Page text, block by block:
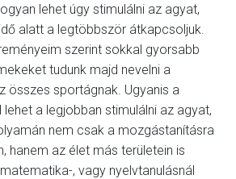
lehet úgy stimulálni az agyat,
alatt a legtöbbször átkapcsoljuk.
szerint sokkal gyorsabb
tudunk majd nevelni a
összes sportágnak. Ugyanis a
a legjobban stimulálni az agyat,
nem csak a mozgástanításra
hanem az élet más területein is
, vagy nyelvtanulásnál